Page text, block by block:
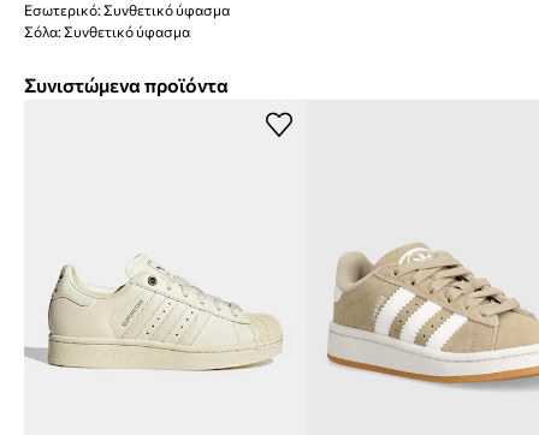
Εσωτερικό: Συνθετικό ύφασμα
Σόλα: Συνθετικό ύφασμα
Συνιστώμενα προϊόντα